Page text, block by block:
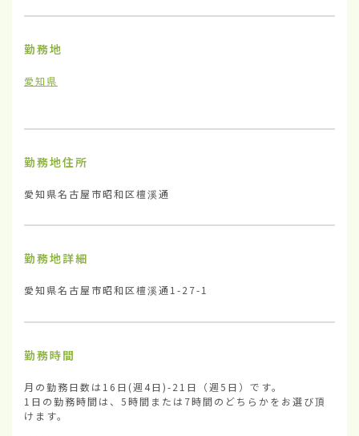
勤務地
愛知県
勤務地住所
愛知県名古屋市昭和区檀溪通
勤務地詳細
愛知県名古屋市昭和区檀溪通1-27-1
勤務時間
月の勤務日数は16日(週4日)-21日（週5日）です。
1日の勤務時間は、5時間または7時間のどちらかをお選び頂
けます。